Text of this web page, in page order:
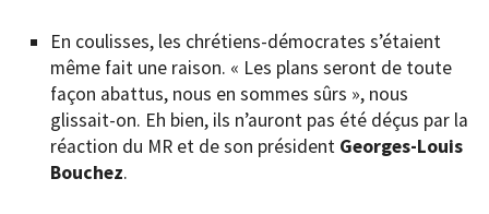
En coulisses, les chrétiens-démocrates s’étaient
même fait une raison. « Les plans seront de toute
façon abattus, nous en sommes sûrs », nous
glissait-on. Eh bien, ils n’auront pas été déçus par la
réaction du MR et de son président Georges-Louis
Bouchez.